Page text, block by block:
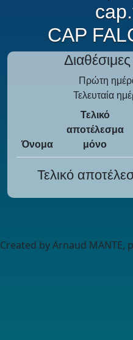
CAP
Διαθέσιμες
Πρώτη
Τελευταία
Όνομα
Τελικό
αποτέλεσμα
μόνο
Τελικό
Created by Arnaud MANTE,